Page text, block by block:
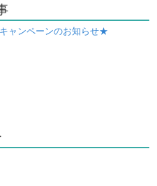
ャンペーンのお知らせ★